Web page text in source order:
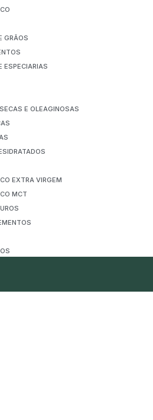
GRÃOS
ESPECIARIAS
E OLEAGINOSAS
EXTRA VIRGEM
MCT